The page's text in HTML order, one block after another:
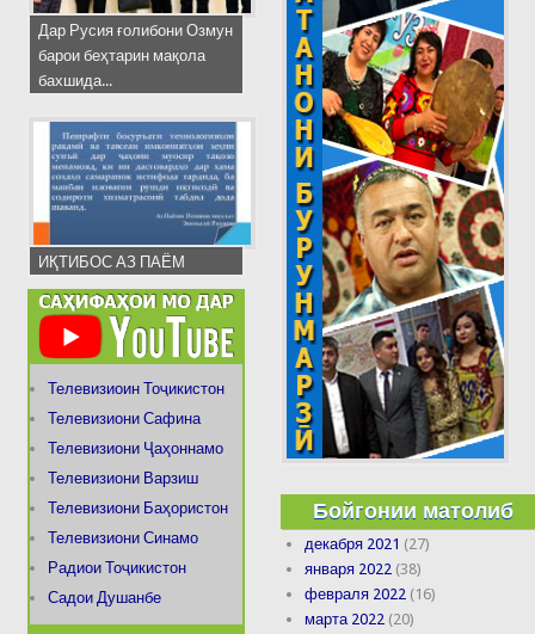
Дар Русия ғолибони Озмун
барои беҳтарин мақола
бахшида...
ИҚТИБОС АЗ ПАЁМ
Телевизиоин Тоҷикистон
Телевизиони Сафина
Телевизиони Ҷаҳоннамо
Телевизиони Варзиш
Телевизиони Баҳористон
Телевизиони Синамо
Радиои Тоҷикистон
Садои Душанбе
Бойгонии матолиб
декабря 2021 (27)
января 2022 (38)
февраля 2022 (16)
марта 2022 (20)